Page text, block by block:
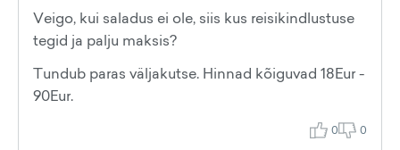
Veigo, kui saladus ei ole, siis kus reisikindlustuse
tegid ja palju maksis?
Tundub paras väljakutse. Hinnad kõiguvad 18Eur -
90Eur.
0 0